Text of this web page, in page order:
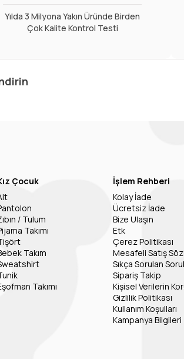
Yılda 3 Milyona Yakın Üründe Birden
Çok Kalite Kontrol Testi
Çocuk
/ Tulum
Takımı
Takım
Takımı
İşlem Rehberi
Kolay İade
Ücretsiz İade
Bize Ulaşın
Etk
Çerez Politikası
Mesafeli Satış
Sıkça Sorulan
Sipariş Takip
Kişisel Verilerin
Gizlilik Politikası
Kullanım Koşulları
Kampanya Bilgileri